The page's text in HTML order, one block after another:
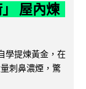
屋內煉
學提煉黃金，在
刺鼻濃煙，驚